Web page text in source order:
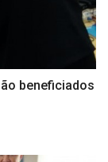
beneficiados